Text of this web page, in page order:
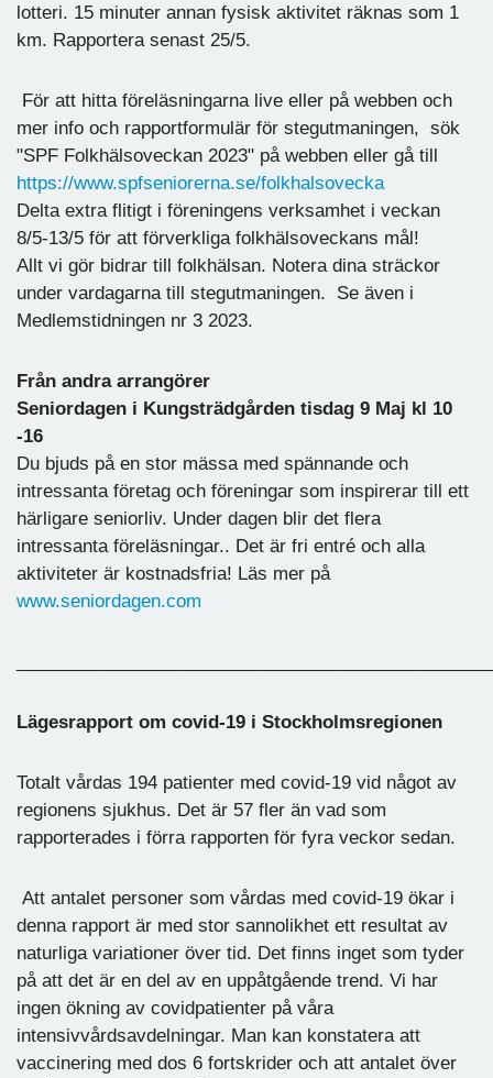
lotteri. 15 minuter annan fysisk aktivitet räknas som 1
km. Rapportera senast 25/5.
För att hitta föreläsningarna live eller på webben och
mer info och rapportformulär för stegutmaningen, sök
"SPF Folkhälsoveckan 2023" på webben eller gå till
https://www.spfseniorerna.se/folkhalsovecka
Delta extra flitigt i föreningens verksamhet i veckan
8/5-13/5 för att förverkliga folkhälsoveckans mål!
Allt vi gör bidrar till folkhälsan. Notera dina sträckor
under vardagarna till stegutmaningen. Se även i
Medlemstidningen nr 3 2023.
Från andra arrangörer
Seniordagen i Kungsträdgården tisdag 9 Maj kl 10
-16
Du bjuds på en stor mässa med spännande och
intressanta företag och föreningar som inspirerar till ett
härligare seniorliv. Under dagen blir det flera
intressanta föreläsningar.. Det är fri entré och alla
aktiviteter är kostnadsfria! Läs mer på
www.seniordagen.com
Lägesrapport om covid-19 i Stockholmsregionen
Totalt vårdas 194 patienter med covid-19 vid något av
regionens sjukhus. Det är 57 fler än vad som
rapporterades i förra rapporten för fyra veckor sedan.
Att antalet personer som vårdas med covid-19 ökar i
denna rapport är med stor sannolikhet ett resultat av
naturliga variationer över tid. Det finns inget som tyder
på att det är en del av en uppåtgående trend. Vi har
ingen ökning av covidpatienter på våra
intensivvårdsavdelningar. Man kan konstatera att
vaccinering med dos 6 fortskrider och att antalet över